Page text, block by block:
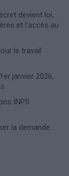
devient loi,
et l’accès au
le travail
janvier 2026,
INPS
la demande :